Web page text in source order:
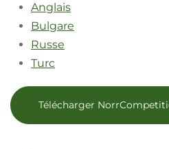
Anglais
Bulgare
Russe
Turc
Télécharger